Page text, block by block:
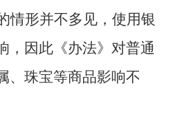
情形并不多见，使用银
，因此《办法》对普通
、珠宝等商品影响不